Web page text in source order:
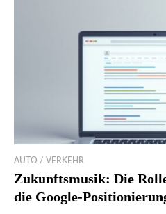
AUTO / VERKEHR
Zukunftsmusik: Die
die Google-